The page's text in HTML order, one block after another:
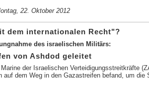
22. Oktober 2012
dem internationalen Recht"?
des israelischen Militärs:
von Ashdod geleitet
der Israelischen Verteidigungsstreitkräfte
auf dem Weg in den Gazastreifen befand, um die